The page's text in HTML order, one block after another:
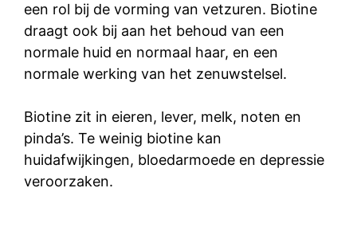
een rol bij de vorming van vetzuren. Biotine
draagt ook bij aan het behoud van een
normale huid en normaal haar, en een
normale werking van het zenuwstelsel.
Biotine zit in eieren, lever, melk, noten en
pinda’s. Te weinig biotine kan
huidafwijkingen, bloedarmoede en depressie
veroorzaken.